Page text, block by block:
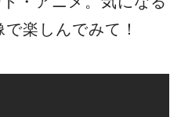
楽しんでみて！